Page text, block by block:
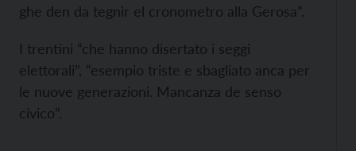
ghe den da tegnìr el cronometro alla Gerosa”.
I trentini “che hanno disertato i seggi
elettorali”, “esempio triste e sbagliato anca per
le nuove generazioni. Mancanza de senso
civico”.